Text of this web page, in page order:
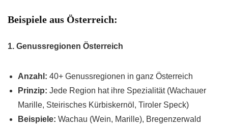
Beispiele aus Österreich:
1. Genussregionen Österreich
Anzahl: 40+ Genussregionen in ganz Österreich
Prinzip: Jede Region hat ihre Spezialität (Wachauer
Marille, Steirisches Kürbiskernöl, Tiroler Speck)
Beispiele: Wachau (Wein, Marille), Bregenzerwald